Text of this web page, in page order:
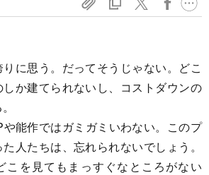
に思う。だってそうじゃない。どこ
か建てられないし、コストダウンの
能作ではガミガミいわない。このプ
人たちは、忘れられないでしょう。
こを見てもまっすぐなところがない